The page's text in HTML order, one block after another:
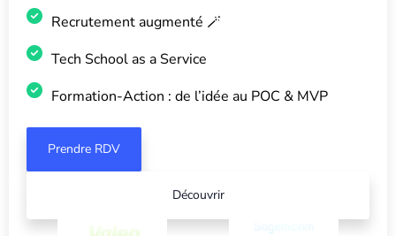
Recrutement augmenté 🪄
Tech School as a Service
Formation-Action : de l’idée au POC & MVP
Prendre RDV
Découvrir